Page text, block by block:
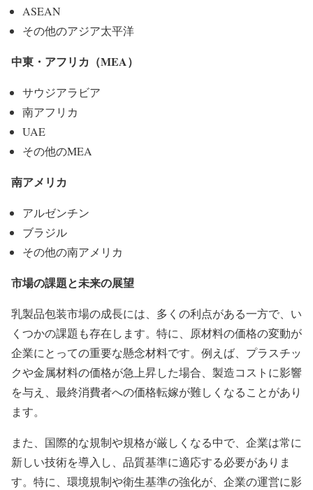
ASEAN
その他のアジア太平洋
中東・アフリカ（MEA）
サウジアラビア
南アフリカ
UAE
その他のMEA
南アメリカ
アルゼンチン
ブラジル
その他の南アメリカ
市場の課題と未来の展望
乳製品包装市場の成長には、多くの利点がある一方で、い
くつかの課題も存在します。特に、原材料の価格の変動が
企業にとっての重要な懸念材料です。例えば、プラスチッ
クや金属材料の価格が急上昇した場合、製造コストに影響
を与え、最終消費者への価格転嫁が難しくなることがあり
ます。
また、国際的な規制や規格が厳しくなる中で、企業は常に
新しい技術を導入し、品質基準に適応する必要がありま
す。特に、環境規制や衛生基準の強化が、企業の運営に影